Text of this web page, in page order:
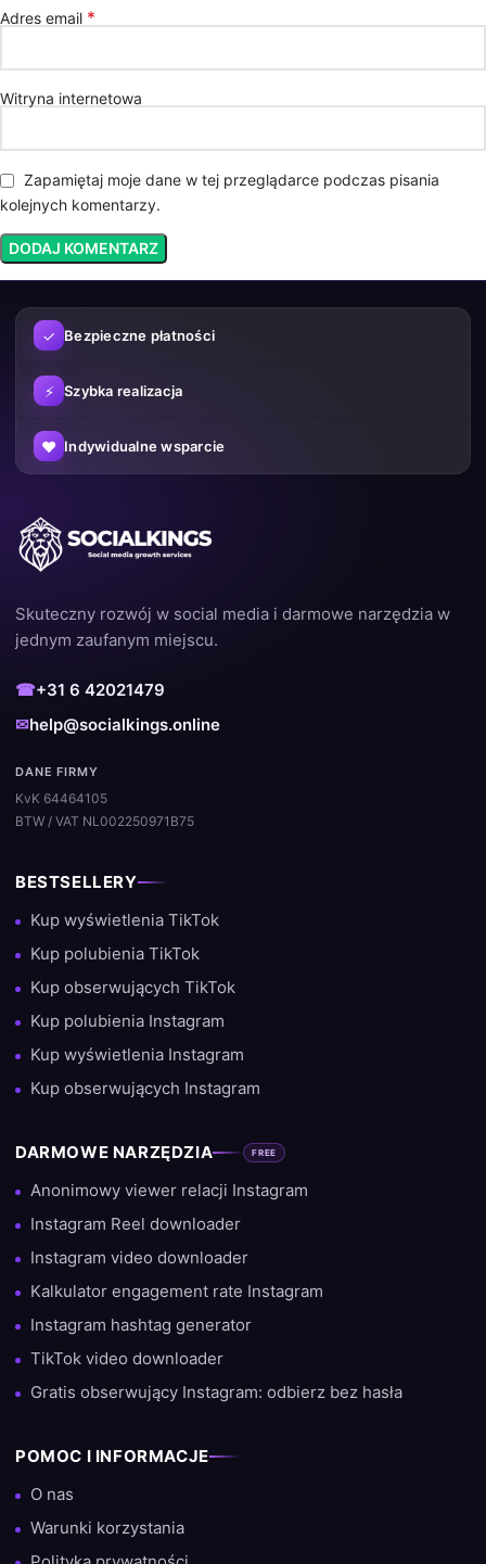
Adres email *
Witryna internetowa
Zapamiętaj moje dane w tej przeglądarce podczas pisania
kolejnych komentarzy.
✓ Bezpieczne płatności
⚡ Szybka realizacja
♥ Indywidualne wsparcie
Skuteczny rozwój w social media i darmowe narzędzia w
jednym zaufanym miejscu.
☎+31 6 42021479
✉help@socialkings.online
DANE FIRMY
KvK 64464105
BTW / VAT NL002250971B75
BESTSELLERY
Kup wyświetlenia TikTok
Kup polubienia TikTok
Kup obserwujących TikTok
Kup polubienia Instagram
Kup wyświetlenia Instagram
Kup obserwujących Instagram
DARMOWE NARZĘDZIA FREE
Anonimowy viewer relacji Instagram
Instagram Reel downloader
Instagram video downloader
Kalkulator engagement rate Instagram
Instagram hashtag generator
TikTok video downloader
Gratis obserwujący Instagram: odbierz bez hasła
POMOC I INFORMACJE
O nas
Warunki korzystania